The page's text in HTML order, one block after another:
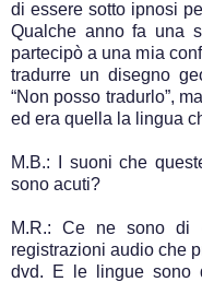
di essere sotto ipnosi
Qualche anno fa una
partecipò a una mia
tradurre un disegno
“Non posso tradurlo”,
ed era quella la lingua
M.B.: I suoni che
sono acuti?
M.R.: Ce ne sono di
registrazioni audio che
dvd. E le lingue sono